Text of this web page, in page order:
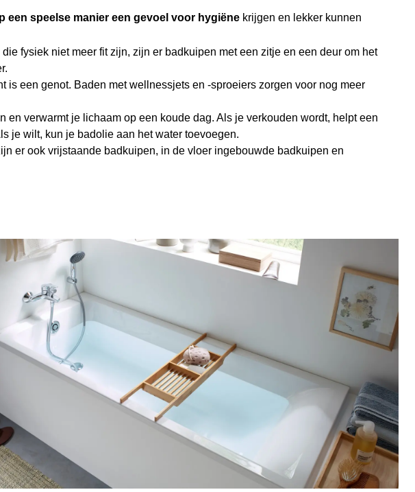
een speelse manier een gevoel voor hygiëne krijgen en lekker kunnen
die fysiek niet meer fit zijn, zijn er badkuipen met een zitje en een deur om het
een genot. Baden met wellnessjets en -sproeiers zorgen voor nog meer
en verwarmt je lichaam op een koude dag. Als je verkouden wordt, helpt een
je wilt, kun je badolie aan het water toevoegen.
er ook vrijstaande badkuipen, in de vloer ingebouwde badkuipen en